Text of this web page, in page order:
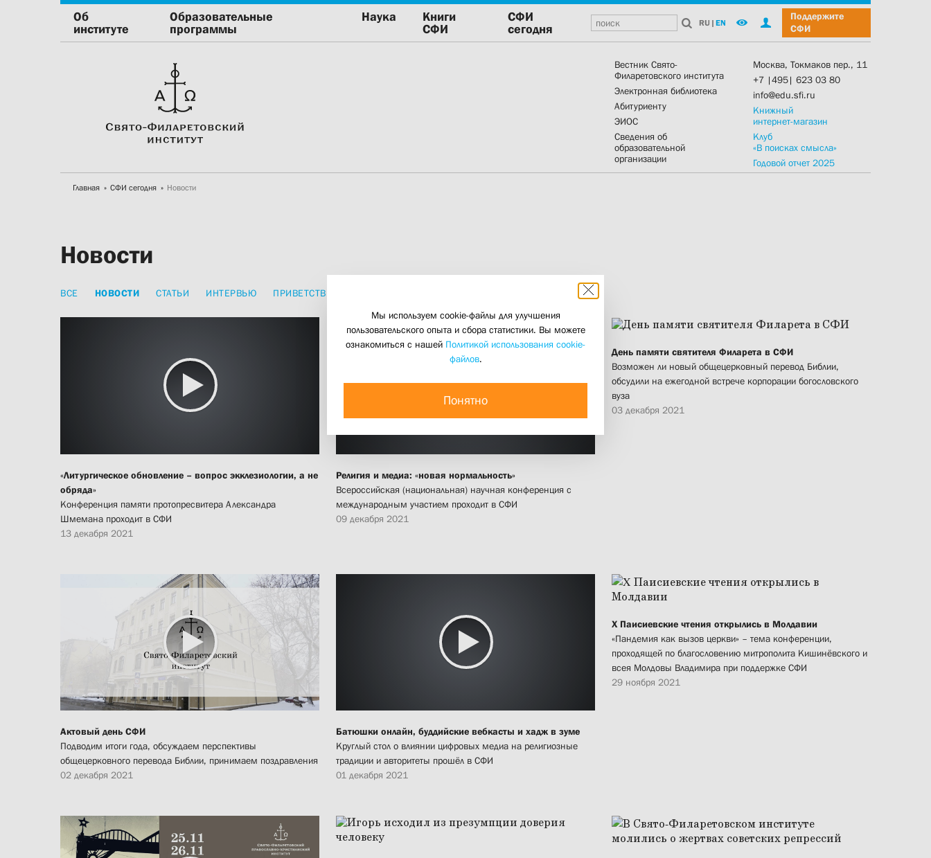
Об
институте
Образовательные
программы
Наука
Книги
СФИ
СФИ
сегодня
RU | EN
Поддержите
СФИ
Вестник Свято-
Филаретовского института
Электронная библиотека
Абитуриенту
ЭИОС
Сведения об
образовательной
организации
Москва, Токмаков пер., 11
+7 |495| 623 03 80
info@edu.sfi.ru
Книжный
интернет-магазин
Клуб
«В поисках смысла»
Годовой отчет 2025
Главная СФИ сегодня Новости
Новости
ВСЕ НОВОСТИ СТАТЬИ ИНТЕРВЬЮ ПРИВЕТСТВИЯ
«Литургическое обновление – вопрос экклезиологии, а не
обряда»
Конференция памяти протопресвитера Александра
Шмемана проходит в СФИ
13 декабря 2021
Религия и медиа: «новая нормальность»
Всероссийская (национальная) научная конференция с
международным участием проходит в СФИ
09 декабря 2021
День памяти святителя Филарета в СФИ
Возможен ли новый общецерковный перевод Библии,
обсудили на ежегодной встрече корпорации богословского
вуза
03 декабря 2021
Актовый день СФИ
Подводим итоги года, обсуждаем перспективы
общецерковного перевода Библии, принимаем поздравления
02 декабря 2021
Батюшки онлайн, буддийские вебкасты и хадж в зуме
Круглый стол о влиянии цифровых медиа на религиозные
традиции и авторитеты прошёл в СФИ
01 декабря 2021
X Паисиевские чтения открылись в Молдавии
«Пандемия как вызов церкви» – тема конференции,
проходящей по благословению митрополита Кишинёвского и
всея Молдовы Владимира при поддержке СФИ
29 ноября 2021
Мы используем cookie-файлы для улучшения
пользовательского опыта и сбора статистики. Вы можете
ознакомиться с нашей Политикой использования cookie-
файлов.
Понятно